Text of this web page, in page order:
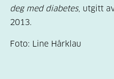
deg med diabetes, utgitt
2013.
Foto: Line Hårklau